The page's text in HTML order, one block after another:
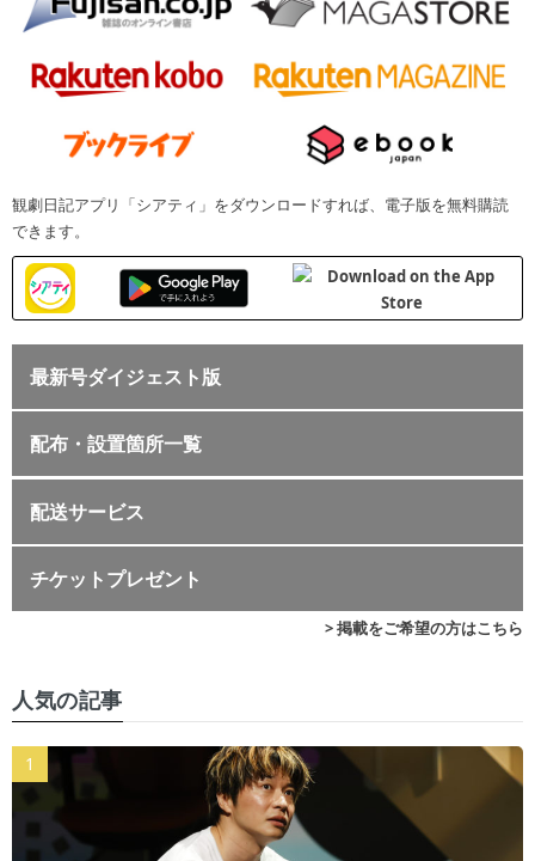
観劇日記アプリ「シアティ」をダウンロードすれば、電子版を無料購読
できます。
最新号ダイジェスト版
配布・設置箇所一覧
配送サービス
チケットプレゼント
> 掲載をご希望の方はこちら
人気の記事